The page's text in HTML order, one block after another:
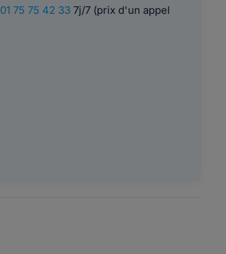
01 75 75 42 337j/7 (prix d'un appel